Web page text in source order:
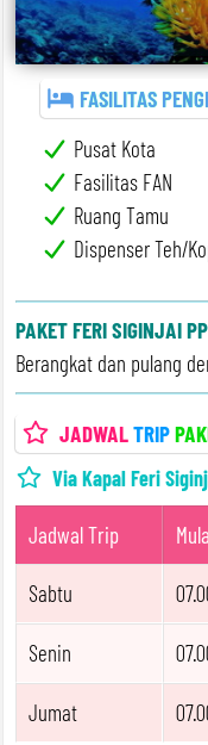
FASILITAS
Pusat Kota
Fasilitas FAN
Ruang Tamu
Dispenser Teh/
PAKET FERI SIGINJAI PP
Berangkat dan pulang
JADWALTRIP
Via Kapal Feri
Jadwal Trip
Sabtu
Senin
Jumat